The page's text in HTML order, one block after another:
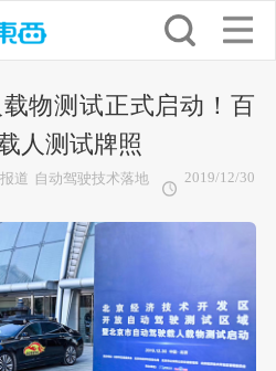
物测试正式启动！百
人测试牌照
道 自动驾驶技术落地
2019/12/30